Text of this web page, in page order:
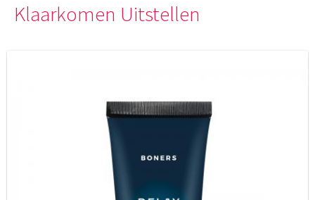
Klaarkomen Uitstellen